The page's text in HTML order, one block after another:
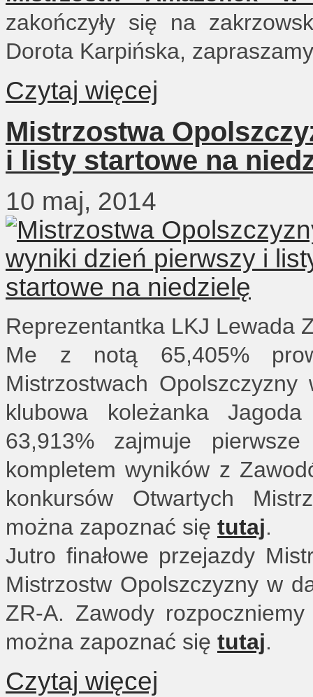
zakończyły się na
Dorota Karpińska,
Czytaj więcej
Mistrzostwa
i listy startowe na
10 maj, 2014
Reprezentantka LKJ Lewada
Me z notą 65,405%
Mistrzostwach
klubowa koleżanka
63,913% zajmuje
kompletem wyników z
konkursów Otwartych
można zapoznać się tutaj.
Jutro finałowe przejazdy
Mistrzostw Opolszczyzny w
ZR-A. Zawody
można zapoznać się tutaj.
Czytaj więcej